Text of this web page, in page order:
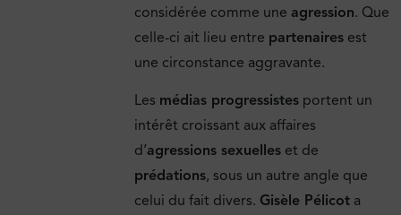
considérée comme une agression. Que
celle-ci ait lieu entre partenaires est
une circonstance aggravante.
Les médias progressistes portent un
intérêt croissant aux affaires
d’agressions sexuelles et de
prédations, sous un autre angle que
celui du fait divers. Gisèle Pélicot a